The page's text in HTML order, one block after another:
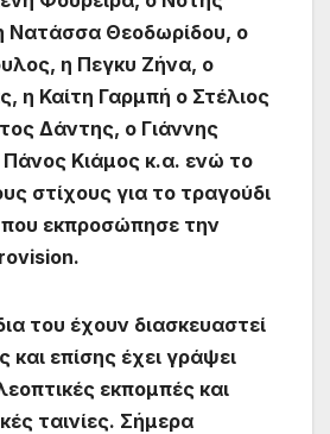
Νατάσσα Θεοδωρίδου, ο
η Πεγκυ Ζήνα, ο
η Καίτη Γαρμπή ο Στέλιος
Δάντης, ο Γιάννης
Κιάμος κ.α. ενώ το
στίχους για το τραγούδι
εκπροσώπησε την
του έχουν διασκευαστεί
επίσης έχει γράψει
εκπομπές και
ταινίες. Σήμερα